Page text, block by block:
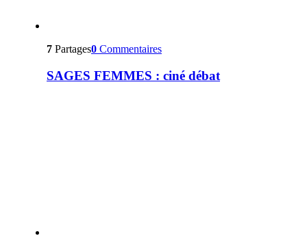
7 Partages0 Commentaires
SAGES FEMMES : ciné débat